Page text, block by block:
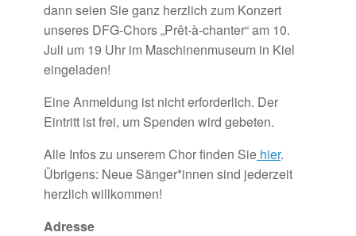
dann seien Sie ganz herzlich zum Konzert
unseres DFG-Chors „Prêt-à-chanter“ am 10.
Juli um 19 Uhr im Maschinenmuseum in Kiel
eingeladen!
Eine Anmeldung ist nicht erforderlich. Der
Eintritt ist frei, um Spenden wird gebeten.
Alle Infos zu unserem Chor finden Sie hier.
Übrigens: Neue Sänger*innen sind jederzeit
herzlich willkommen!
Adresse